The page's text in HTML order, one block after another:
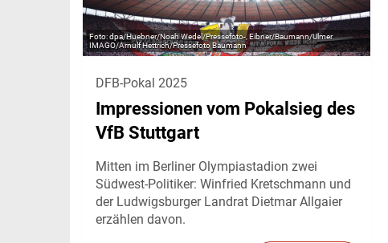
dpa/Huebner/Noah Wedel/Pressefoto-, Eibner/Baumann/Ulmer
IMAGO/Arnulf Hettrich/Pressefoto Baumann
DFB-Pokal 2025
Impressionen vom Pokalsieg des
VfB Stuttgart
Mitten im Berliner Olympiastadion zwei
Südwest-Politiker: Winfried Kretschmann und
der Ludwigsburger Landrat Dietmar Allgaier
erzählen davon.